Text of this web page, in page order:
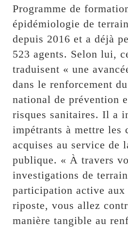
Programme de
épidémiologie de
depuis 2016 et a déjà
523 agents. Selon lui,
traduisent « une
dans le renforcement
national de prévention
risques sanitaires. Il a
impétrants à mettre les
acquises au service de
publique. « À travers
investigations de
participation active aux
riposte, vous allez
manière tangible au